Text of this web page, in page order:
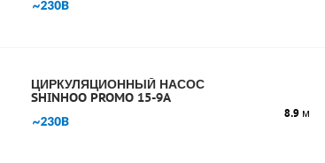
ЦИРКУЛЯЦИОННЫЙ НАСОС
SHINHOO PROMO 15-9A
8.9 м